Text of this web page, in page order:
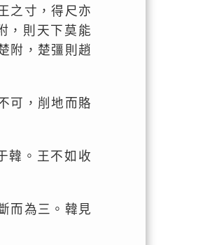
之寸，得尺亦
，則天下莫能
附，楚彊則趙
可，削地而賂
韓。王不如收
而為三。韓見